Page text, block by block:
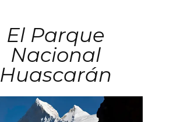
El Parque
Nacional
Huascarán